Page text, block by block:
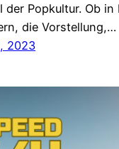
der Popkultur. Ob in
die Vorstellung,…
2023